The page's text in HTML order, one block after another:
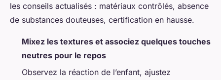
les conseils actualisés : matériaux contrôlés, absence
de substances douteuses, certification en hausse.
Mixez les textures et associez quelques touches
neutres pour le repos
Observez la réaction de l’enfant, ajustez